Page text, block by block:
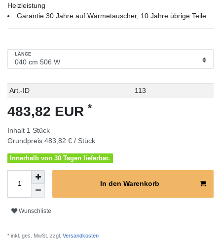
Heizleistung
Garantie 30 Jahre auf Wärmetauscher, 10 Jahre übrige Teile
LÄNGE
Technisches
Wert
Art.-ID 113
483,82 EUR *
Inhalt 1 Stück
Grundpreis 483,82 € / Stück
Innerhalb von 30 Tagen lieferbar.
In den Warenkorb
Wunschliste
* inkl. ges. MwSt. zzgl. Versandkosten